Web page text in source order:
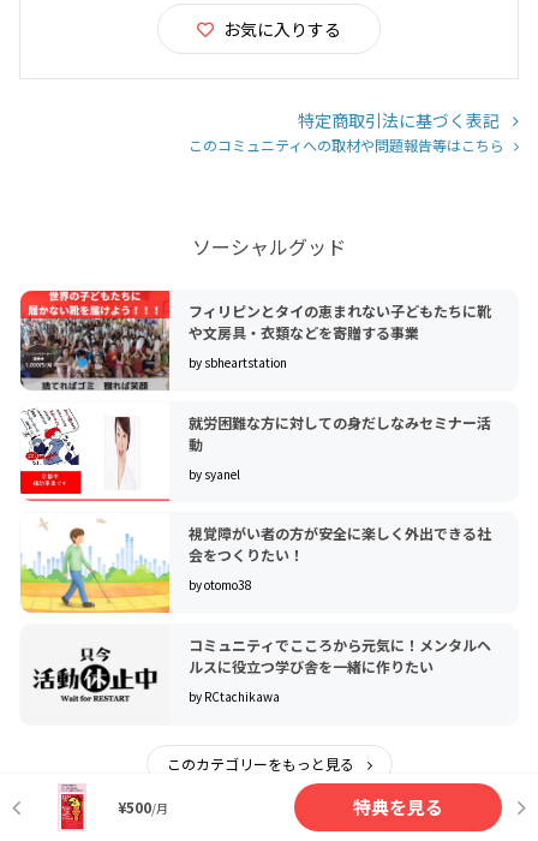
¥500/月 特典を見る
お気に入りする
特定商取引法に基づく表記
このコミュニティへの取材や問題報告等はこちら
ソーシャルグッド
フィリピンとタイの恵まれない子どもたちに靴
や文房具・衣類などを寄贈する事業
by sbheartstation
就労困難な方に対しての身だしなみセミナー活
動
by syanel
視覚障がい者の方が安全に楽しく外出できる社
会をつくりたい！
by otomo38
コミュニティでこころから元気に！メンタルヘ
ルスに役立つ学び舎を一緒に作りたい
by RCtachikawa
このカテゴリーをもっと見る